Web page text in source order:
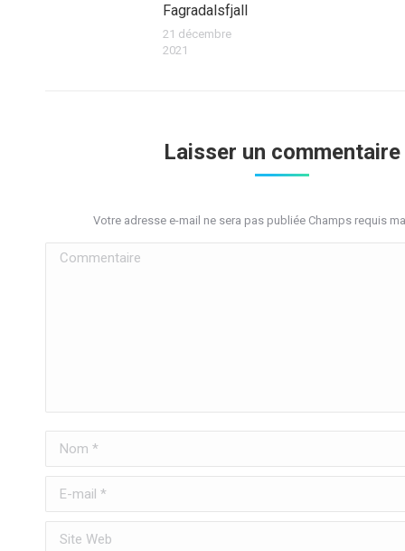
Fagradalsfjall
21 décembre
2021
Laisser un commentaire
Votre adresse e-mail ne sera pas publiée Champs requis
Commentaire
Nom *
E-mail *
Site Web